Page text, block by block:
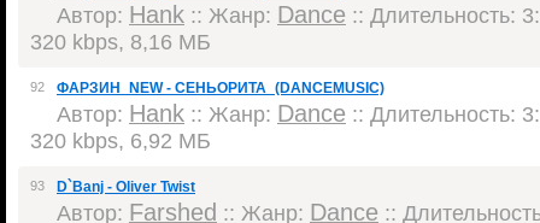
Автор: Hank :: Жанр: Dance :: Длительность:
320 kbps, 8,16 МБ
92 ФАРЗИН_NEW - СЕНЬОРИТА_(DANCEMUSIC)
Автор: Hank :: Жанр: Dance :: Длительность:
320 kbps, 6,92 МБ
93 D`Banj - Oliver Twist
Автор: Farshed :: Жанр: Dance ::